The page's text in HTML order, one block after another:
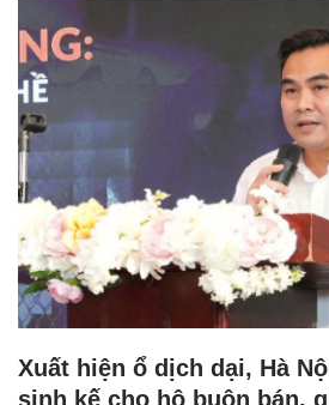
Xuất hiện ổ dịch dại, Hà
sinh kế cho hộ buôn bán,